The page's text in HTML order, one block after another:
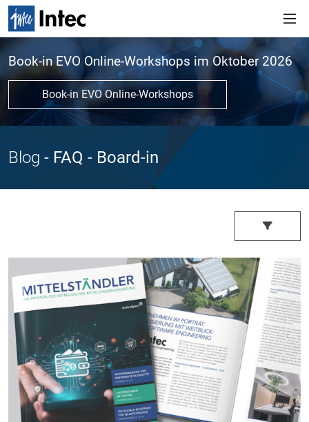
Book-in EVO Online-Workshops im Oktober 2026
Book-in EVO Online-Workshops
Blog - FAQ - Board-in